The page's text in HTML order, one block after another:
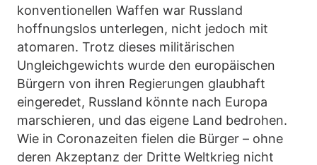
konventionellen Waffen war Russland
hoffnungslos unterlegen, nicht jedoch mit
atomaren. Trotz dieses militärischen
Ungleichgewichts wurde den europäischen
Bürgern von ihren Regierungen glaubhaft
eingeredet, Russland könnte nach Europa
marschieren, und das eigene Land bedrohen.
Wie in Coronazeiten fielen die Bürger – ohne
deren Akzeptanz der Dritte Weltkrieg nicht